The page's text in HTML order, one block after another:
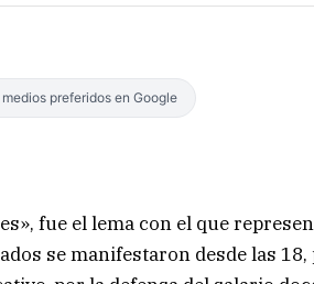
preferidos en Google
fue el lema con el que
se manifestaron desde las